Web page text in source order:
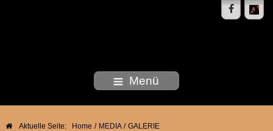
Menü
Aktuelle Seite: Home / MEDIA / GALERIE